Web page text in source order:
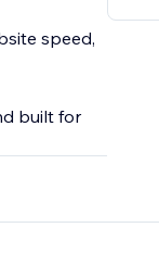
speed,
built for